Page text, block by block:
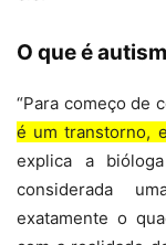
O que é
“Para começo de
é um transtorno,
explica a
considerada
exatamente o